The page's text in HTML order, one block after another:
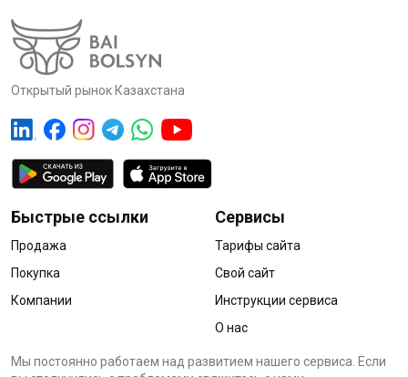
Открытый рынок Казахстана
Быстрые ссылки
Продажа
Покупка
Компании
Сервисы
Тарифы сайта
Свой сайт
Инструкции сервиса
О нас
Мы постоянно работаем над развитием нашего сервиса. Если